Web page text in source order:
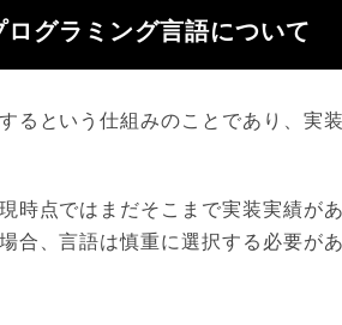
グラミング言語について
るという仕組みのことであり、実
時点ではまだそこまで実装実績が
合、言語は慎重に選択する必要があ